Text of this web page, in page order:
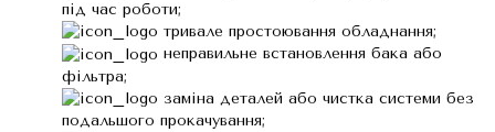
під час роботи;
тривале простоювання обладнання;
неправильне встановлення бака або
фільтра;
заміна деталей або чистка системи без
подальшого прокачування;